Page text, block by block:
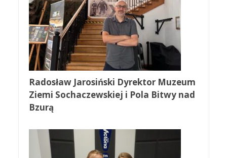
Radosław Jarosiński Dyrektor Muzeum
Ziemi Sochaczewskiej i Pola Bitwy nad
Bzurą